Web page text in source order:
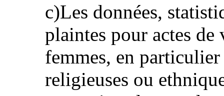
c)Les données,
plaintes pour actes de
femmes, en
religieuses ou